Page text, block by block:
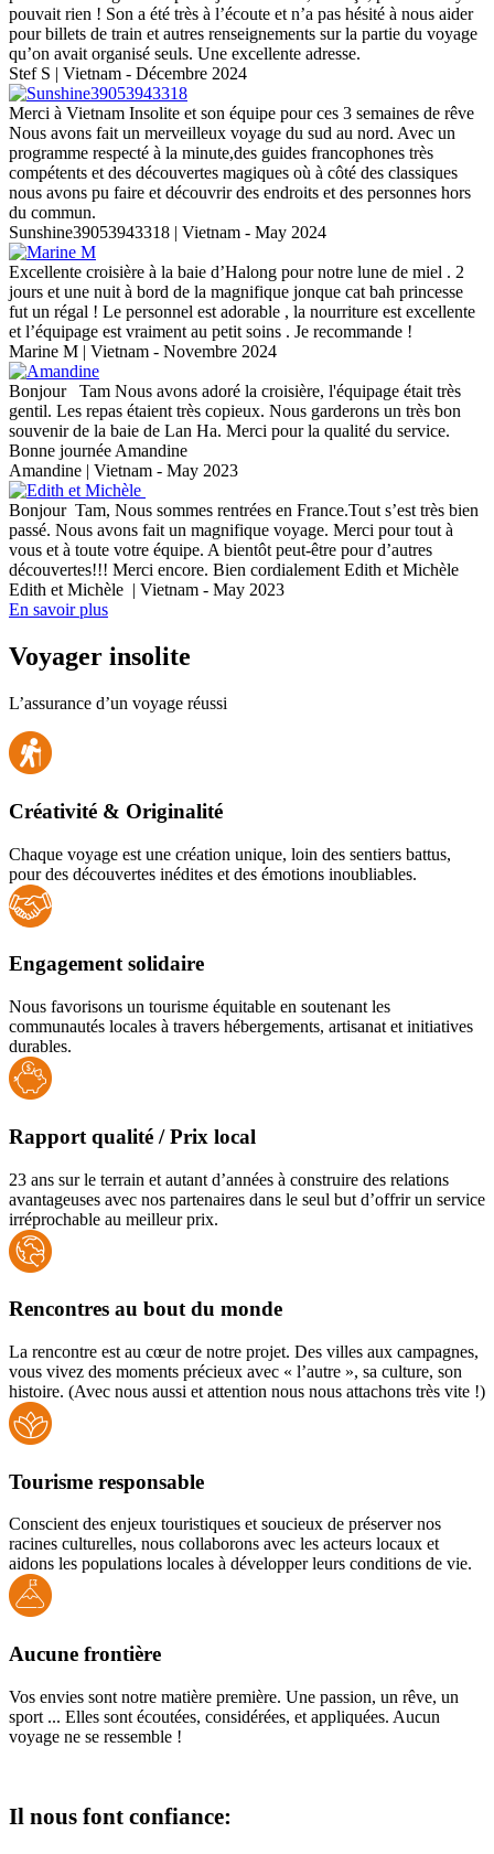
pouvait rien ! Son a été très à l’écoute et n’a pas hésité à nous aider
pour billets de train et autres renseignements sur la partie du voyage
qu’on avait organisé seuls. Une excellente adresse.
Stef S | Vietnam - Décembre 2024
Merci à Vietnam Insolite et son équipe pour ces 3 semaines de rêve
Nous avons fait un merveilleux voyage du sud au nord. Avec un
programme respecté à la minute,des guides francophones très
compétents et des découvertes magiques où à côté des classiques
nous avons pu faire et découvrir des endroits et des personnes hors
du commun.
Sunshine39053943318 | Vietnam - May 2024
Excellente croisière à la baie d’Halong pour notre lune de miel . 2
jours et une nuit à bord de la magnifique jonque cat bah princesse
fut un régal ! Le personnel est adorable , la nourriture est excellente
et l’équipage est vraiment au petit soins . Je recommande !
Marine M | Vietnam - Novembre 2024
Bonjour Tam Nous avons adoré la croisière, l'équipage était très
gentil. Les repas étaient très copieux. Nous garderons un très bon
souvenir de la baie de Lan Ha. Merci pour la qualité du service.
Bonne journée Amandine
Amandine | Vietnam - May 2023
Bonjour Tam, Nous sommes rentrées en France.Tout s’est très bien
passé. Nous avons fait un magnifique voyage. Merci pour tout à
vous et à toute votre équipe. A bientôt peut-être pour d’autres
découvertes!!! Merci encore. Bien cordialement Edith et Michèle
Edith et Michèle | Vietnam - May 2023
En savoir plus
Voyager insolite
L’assurance d’un voyage réussi
Créativité & Originalité
Chaque voyage est une création unique, loin des sentiers battus,
pour des découvertes inédites et des émotions inoubliables.
Engagement solidaire
Nous favorisons un tourisme équitable en soutenant les
communautés locales à travers hébergements, artisanat et initiatives
durables.
Rapport qualité / Prix local
23 ans sur le terrain et autant d’années à construire des relations
avantageuses avec nos partenaires dans le seul but d’offrir un service
irréprochable au meilleur prix.
Rencontres au bout du monde
La rencontre est au cœur de notre projet. Des villes aux campagnes,
vous vivez des moments précieux avec « l’autre », sa culture, son
histoire. (Avec nous aussi et attention nous nous attachons très vite !)
Tourisme responsable
Conscient des enjeux touristiques et soucieux de préserver nos
racines culturelles, nous collaborons avec les acteurs locaux et
aidons les populations locales à développer leurs conditions de vie.
Aucune frontière
Vos envies sont notre matière première. Une passion, un rêve, un
sport ... Elles sont écoutées, considérées, et appliquées. Aucun
voyage ne se ressemble !
Il nous font confiance: